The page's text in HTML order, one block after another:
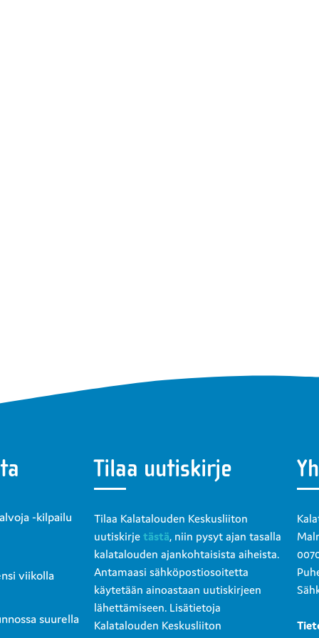
-kilpailu
viikolla
suurella
Tilaa uutiskirje
Tilaa Kalatalouden Keskusliiton
uutiskirje tästä, niin pysyt ajan tasalla
kalatalouden ajankohtaisista aiheista.
Antamaasi sähköpostiosoitetta
käytetään ainoastaan uutiskirjeen
lähettämiseen. Lisätietoja
Kalatalouden Keskusliiton